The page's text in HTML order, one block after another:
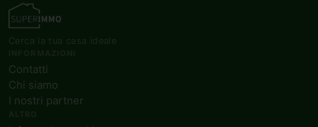
Cerca la tua casa ideale
Contatti
Chi siamo
I nostri partner